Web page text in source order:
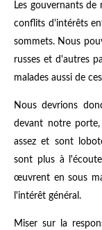
Les gouvernants
conflits d'intérêts
sommets. Nous
russes et d'autres
malades aussi de
Nous devrions
devant notre
assez et sont
sont plus à
œuvrent en sous
l'intérêt général.
Miser sur la